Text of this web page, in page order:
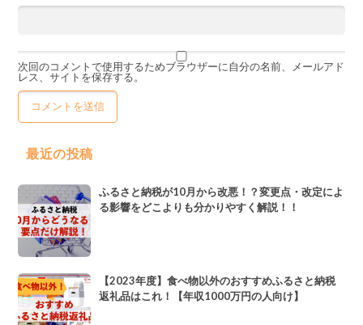
次回のコメントで使用するためブラウザーに自分の名前、メールアド
レス、サイトを保存する。
最近の投稿
ふるさと納税が10月から改悪！？変更点・改定によ
る影響をどこよりも分かりやすく解説！！
【2023年度】食べ物以外のおすすめふるさと納税
返礼品はこれ！【年収1000万円の人向け】